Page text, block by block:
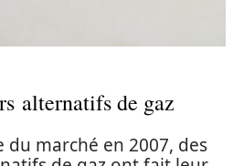
alternatifs de gaz
du marché en 2007, des